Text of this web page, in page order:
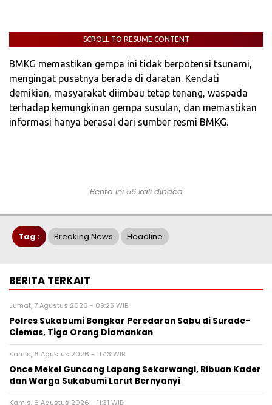
SCROLL TO RESUME CONTENT
BMKG memastikan gempa ini tidak berpotensi tsunami,
mengingat pusatnya berada di daratan. Kendati
demikian, masyarakat diimbau tetap tenang, waspada
terhadap kemungkinan gempa susulan, dan memastikan
informasi hanya berasal dari sumber resmi BMKG.
Berita ini 56 kali dibaca
Tag : Breaking News Headline
BERITA TERKAIT
Jumat, 7 Agustus 2026 - 09:25 WIB
Polres Sukabumi Bongkar Peredaran Sabu di Surade-
Ciemas, Tiga Orang Diamankan
Kamis, 6 Agustus 2026 - 11:43 WIB
Once Mekel Guncang Lapang Sekarwangi, Ribuan Kader
dan Warga Sukabumi Larut Bernyanyi
Kamis, 6 Agustus 2026 - 11:31 WIB